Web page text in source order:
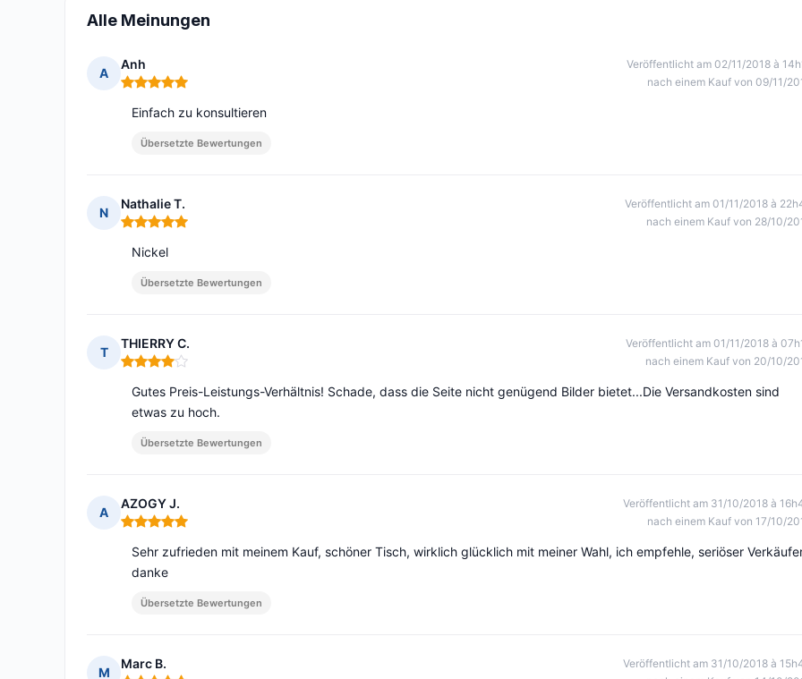
Alle Meinungen
A
Anh
Hinweis: 5 von 5
Veröffentlicht am 02/11/2018 à
nach einem Kauf von 09/11/
Einfach zu konsultieren
Übersetzte Bewertungen
N
Nathalie T.
Hinweis: 5 von 5
Veröffentlicht am 01/11/2018 à
nach einem Kauf von 28/10/
Nickel
Übersetzte Bewertungen
T
THIERRY C.
Hinweis: 4 von 5
Veröffentlicht am 01/11/2018 à
nach einem Kauf von 20/10/
Gutes Preis-Leistungs-Verhältnis! Schade, dass die Seite nicht genügend Bilder bietet...Die Versandkosten sind
etwas zu hoch.
Übersetzte Bewertungen
A
AZOGY J.
Hinweis: 5 von 5
Veröffentlicht am 31/10/2018 à
nach einem Kauf von 17/10/
Sehr zufrieden mit meinem Kauf, schöner Tisch, wirklich glücklich mit meiner Wahl, ich empfehle, seriöser
danke
Übersetzte Bewertungen
M
Marc B.
Veröffentlicht am 31/10/2018 à